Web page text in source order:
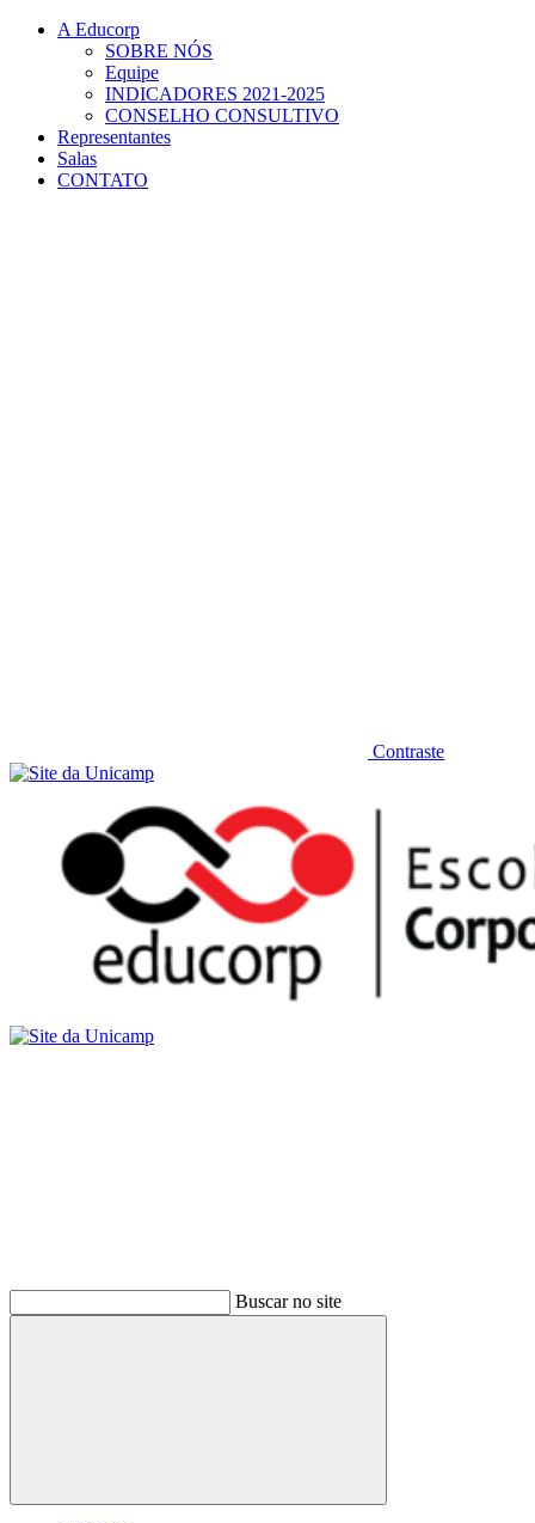
Conteúdo principal
A Educorp
SOBRE NÓS
Equipe
INDICADORES 2021-2025
CONSELHO CONSULTIVO
Representantes
Salas
CONTATO
Contraste
Buscar no site
Buscar